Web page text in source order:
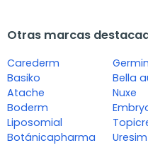
Otras marcas
Carederm
Basiko
Atache
Boderm
Liposomial
Botánicapharma
Bella
Nuxe
Uresim